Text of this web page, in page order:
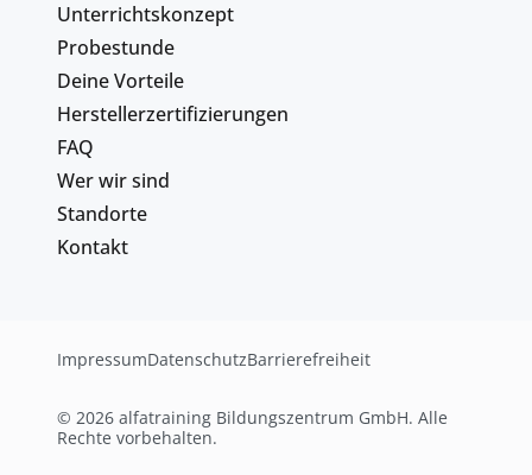
Unterrichtskonzept
Probestunde
Deine Vorteile
Herstellerzertifizierungen
FAQ
Wer wir sind
Standorte
Kontakt
ImpressumDatenschutzBarrierefreiheit
© 2026 alfatraining Bildungszentrum GmbH. Alle
Rechte vorbehalten.